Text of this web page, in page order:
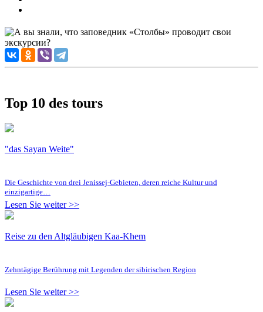
Top 10 des tours
"das Sayan Weite"
Die Geschichte von drei Jenissej-Gebieten, deren reiche Kultur und
einzigartige…
Lesen Sie weiter >>
Reise zu den Altgläubigen Kaa-Khem
Zehntägige Berührung mit Legenden der sibirischen Region
Lesen Sie weiter >>